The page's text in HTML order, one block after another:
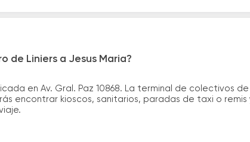
de Liniers a Jesus Maria?
en Av. Gral. Paz 10868. La terminal de colectivos
encontrar kioscos, sanitarios, paradas de taxi o